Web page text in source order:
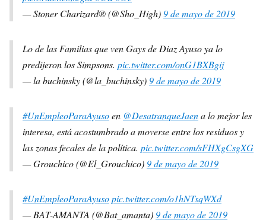
— Stoner Charizard® (@Sho_High) 9 de mayo de 2019
Lo de las Familias que ven Gays de Diaz Ayuso ya lo
predijeron los Simpsons. pic.twitter.com/onG1BXBgij
— la buchinsky (@la_buchinsky) 9 de mayo de 2019
#UnEmpleoParaAyusoen @DesatranqueJaena lo mejor les
interesa, está acostumbrado a moverse entre los residuos y
las zonas fecales de la política. pic.twitter.com/sFHXgCsgXG
— Grouchico (@El_Grouchico) 9 de mayo de 2019
#UnEmpleoParaAyusopic.twitter.com/o1hNTsqWXd
— BAT-AMANTA (@Bat_amanta) 9 de mayo de 2019